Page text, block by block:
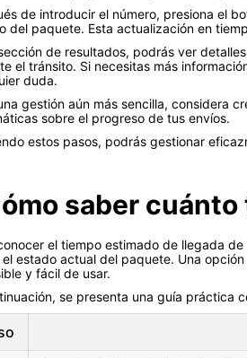
de introducir el número, presiona el
del paquete. Esta actualización en
de resultados, podrás ver
el tránsito. Si necesitas más
duda.
gestión aún más sencilla, considera
sobre el progreso de tus envíos.
estos pasos, podrás gestionar
saber
el tiempo estimado de llegada
estado actual del paquete. Una
y fácil de usar.
se presenta una guía práctica